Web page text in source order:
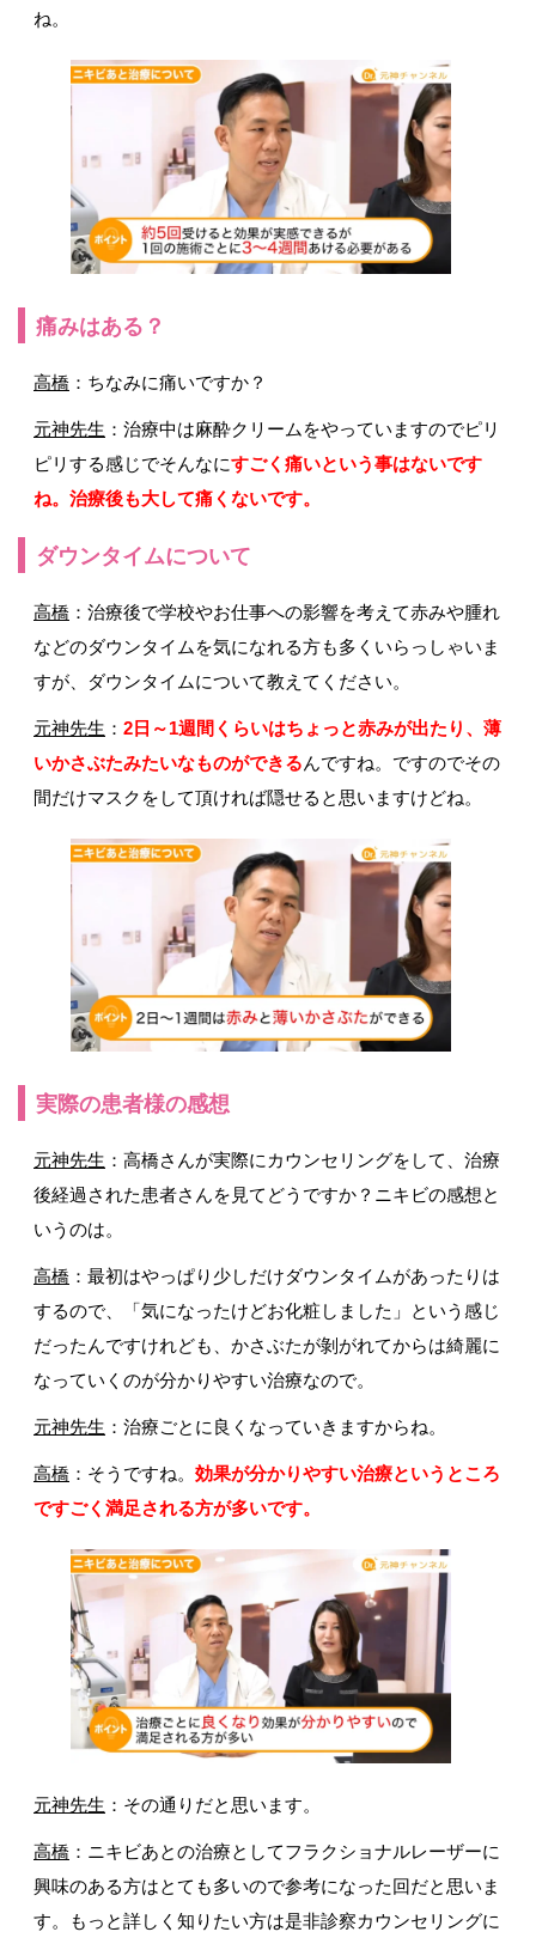
ね。
痛みはある？
高橋 ：ちなみに痛いですか？
元神先生 ：治療中は麻酔クリームをやっていますのでピリ
ピリする感じでそんなにすごく痛いという事はないです
ね。治療後も大して痛くないです。
ダウンタイムについて
高橋 ：治療後で学校やお仕事への影響を考えて赤みや腫れ
などのダウンタイムを気になれる方も多くいらっしゃいま
すが、ダウンタイムについて教えてください。
元神先生 ： 2日～1週間くらいはちょっと赤みが出たり、薄
いかさぶたみたいなものができるんですね。ですのでその
間だけマスクをして頂ければ隠せると思いますけどね。
実際の患者様の感想
元神先生 ：高橋さんが実際にカウンセリングをして、治療
後経過された患者さんを見てどうですか？ニキビの感想と
いうのは。
高橋 ：最初はやっぱり少しだけダウンタイムがあったりは
するので、「気になったけどお化粧しました」という感じ
だったんですけれども、かさぶたが剝がれてからは綺麗に
なっていくのが分かりやすい治療なので。
元神先生 ：治療ごとに良くなっていきますからね。
高橋 ：そうですね。 効果が分かりやすい治療というところ
ですごく満足される方が多いです。
元神先生 ：その通りだと思います。
高橋 ：ニキビあとの治療としてフラクショナルレーザーに
興味のある方はとても多いので参考になった回だと思いま
す。もっと詳しく知りたい方は是非診察カウンセリングに